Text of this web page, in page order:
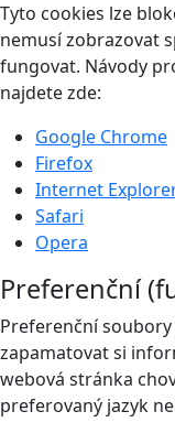
Tyto cookies lze
nemusí zobrazovat
fungovat. Návody
najdete zde:
Google Chrome
Firefox
Internet
Safari
Opera
Preferenční
Preferenční
zapamatovat si
webová stránka
preferovaný jazyk